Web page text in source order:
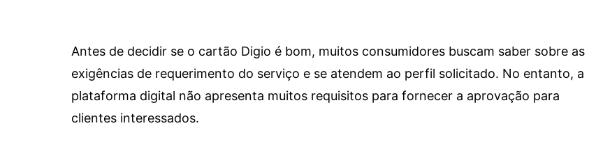
Antes de decidir se o cartão Digio é bom, muitos consumidores buscam saber sobre as
exigências de requerimento do serviço e se atendem ao perfil solicitado. No entanto, a
plataforma digital não apresenta muitos requisitos para fornecer a aprovação para
clientes interessados.